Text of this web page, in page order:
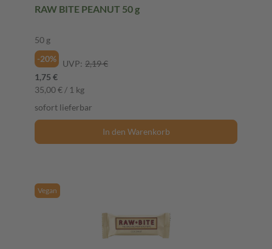
RAW BITE PEANUT 50 g
50 g
-20%
UVP: 2,19 €
1,75 €
35,00 € / 1 kg
sofort lieferbar
In den Warenkorb
Vegan